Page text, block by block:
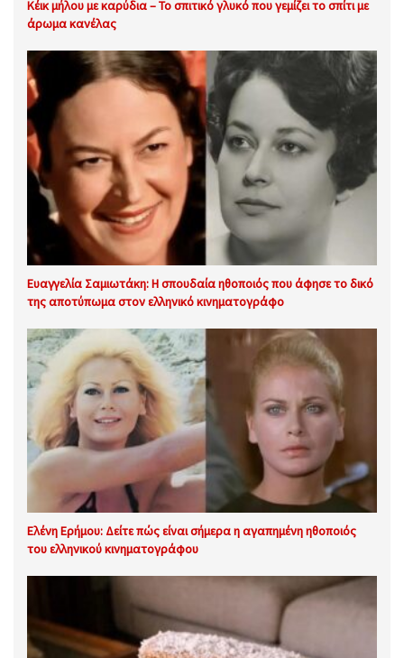
Κέικ μήλου με καρύδια – Το σπιτικό γλυκό που γεμίζει το σπίτι με
άρωμα κανέλας
Ευαγγελία Σαμιωτάκη: Η σπουδαία ηθοποιός που άφησε το δικό
της αποτύπωμα στον ελληνικό κινηματογράφο
Ελένη Ερήμου: Δείτε πώς είναι σήμερα η αγαπημένη ηθοποιός
του ελληνικού κινηματογράφου